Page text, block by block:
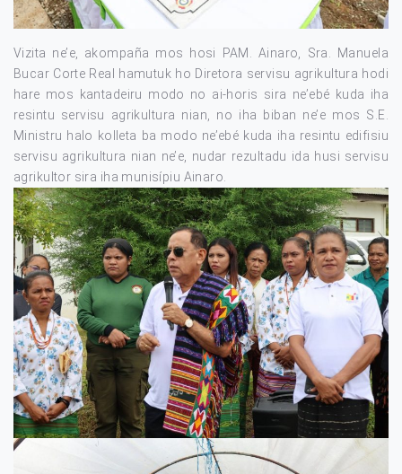
Vizita ne’e, akompaña mos hosi PAM. Ainaro, Sra. Manuela
Bucar Corte Real hamutuk ho Diretora servisu agrikultura hodi
hare mos kantadeiru modo no ai-horis sira ne’ebé kuda iha
resintu servisu agrikultura nian, no iha biban ne’e mos S.E.
Ministru halo kolleta ba modo ne’ebé kuda iha resintu edifisiu
servisu agrikultura nian ne’e, nudar rezultadu ida husi servisu
agrikultor sira iha munisípiu Ainaro.